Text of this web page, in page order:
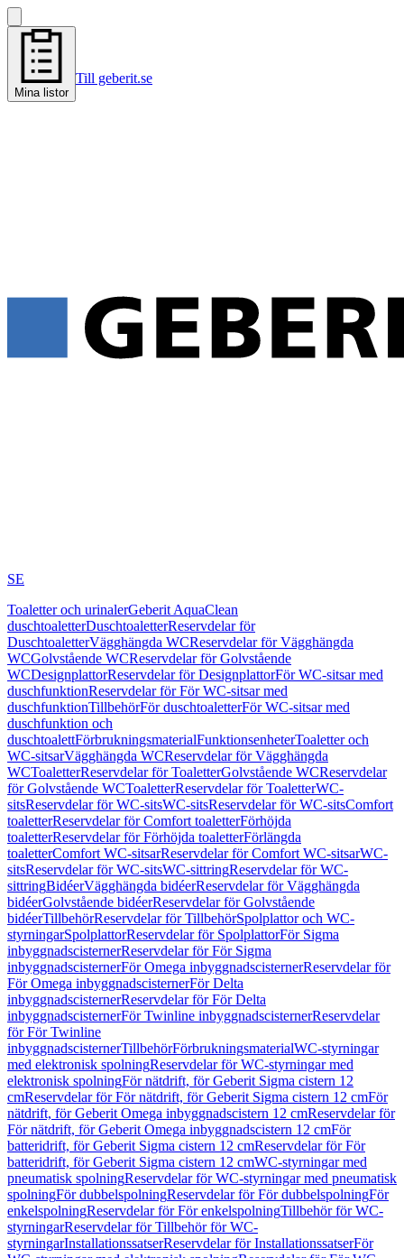
Mina listor
Till geberit.se
SE
Toaletter och urinalerGeberit AquaClean
duschtoaletterDuschtoaletterReservdelar för
DuschtoaletterVägghängda WCReservdelar för Vägghängda
WCGolvstående WCReservdelar för Golvstående
WCDesignplattorReservdelar för DesignplattorFör WC-sitsar med
duschfunktionReservdelar för För WC-sitsar med
duschfunktionTillbehörFör duschtoaletterFör WC-sitsar med
duschfunktion och
duschtoalettFörbrukningsmaterialFunktionsenheterToaletter och
WC-sitsarVägghängda WCReservdelar för Vägghängda
WCToaletterReservdelar för ToaletterGolvstående WCReservdelar
för Golvstående WCToaletterReservdelar för ToaletterWC-
sitsReservdelar för WC-sitsWC-sitsReservdelar för WC-sitsComfort
toaletterReservdelar för Comfort toaletterFörhöjda
toaletterReservdelar för Förhöjda toaletterFörlängda
toaletterComfort WC-sitsarReservdelar för Comfort WC-sitsarWC-
sitsReservdelar för WC-sitsWC-sittringReservdelar för WC-
sittringBidéerVägghängda bidéerReservdelar för Vägghängda
bidéerGolvstående bidéerReservdelar för Golvstående
bidéerTillbehörReservdelar för TillbehörSpolplattor och WC-
styrningarSpolplattorReservdelar för SpolplattorFör Sigma
inbyggnadscisternerReservdelar för För Sigma
inbyggnadscisternerFör Omega inbyggnadscisternerReservdelar för
För Omega inbyggnadscisternerFör Delta
inbyggnadscisternerReservdelar för För Delta
inbyggnadscisternerFör Twinline inbyggnadscisternerReservdelar
för För Twinline
inbyggnadscisternerTillbehörFörbrukningsmaterialWC-styrningar
med elektronisk spolningReservdelar för WC-styrningar med
elektronisk spolningFör nätdrift, för Geberit Sigma cistern 12
cmReservdelar för För nätdrift, för Geberit Sigma cistern 12 cmFör
nätdrift, för Geberit Omega inbyggnadscistern 12 cmReservdelar för
För nätdrift, för Geberit Omega inbyggnadscistern 12 cmFör
batteridrift, för Geberit Sigma cistern 12 cmReservdelar för För
batteridrift, för Geberit Sigma cistern 12 cmWC-styrningar med
pneumatisk spolningReservdelar för WC-styrningar med pneumatisk
spolningFör dubbelspolningReservdelar för För dubbelspolningFör
enkelspolningReservdelar för För enkelspolningTillbehör för WC-
styrningarReservdelar för Tillbehör för WC-
styrningarInstallationssatserReservdelar för InstallationssatserFör